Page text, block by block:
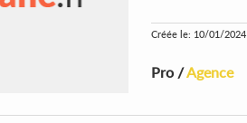
Créée le: 10/01/2024
Pro /Agence